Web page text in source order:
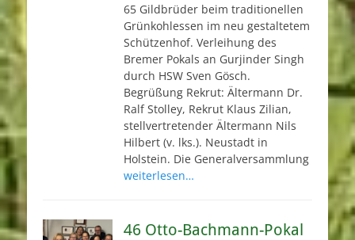
65 Gildbrüder beim traditionellen
Grünkohlessen im neu gestaltetem
Schützenhof. Verleihung des
Bremer Pokals an Gurjinder Singh
durch HSW Sven Gösch.
Begrüßung Rekrut: Ältermann Dr.
Ralf Stolley, Rekrut Klaus Zilian,
stellvertretender Ältermann Nils
Hilbert (v. lks.). Neustadt in
Holstein. Die Generalversammlung
weiterlesen…
46 Otto-Bachmann-Pokal